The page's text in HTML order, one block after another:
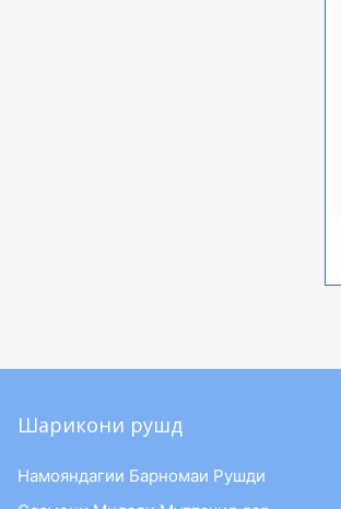
Шарикони рушд
Намояндагии Барномаи Рушди